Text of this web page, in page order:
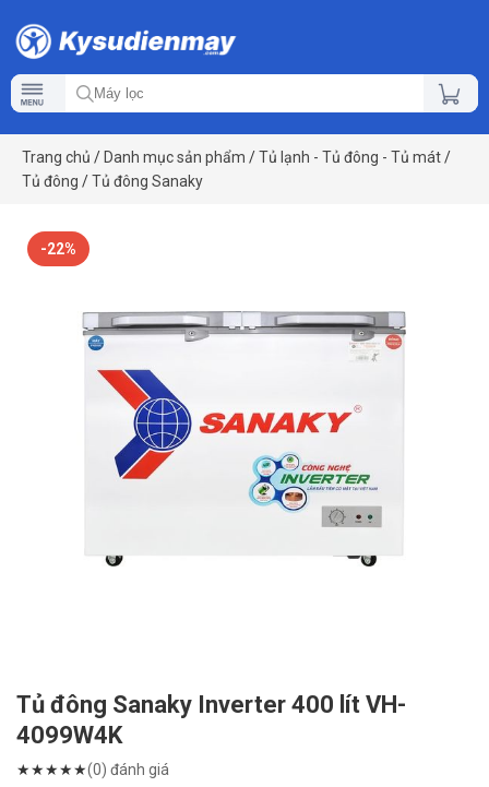
Trang chủ / Danh mục sản phẩm /Tủ lạnh - Tủ đông - Tủ mát/
Tủ đông /Tủ đông Sanaky
-22%
Tủ đông Sanaky Inverter 400 lít VH-
4099W4K
★★★★★(0) đánh giá